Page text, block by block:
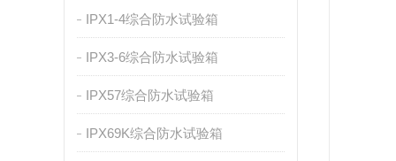
IPX1-4综合防水试验箱
IPX3-6综合防水试验箱
IPX57综合防水试验箱
IPX69K综合防水试验箱